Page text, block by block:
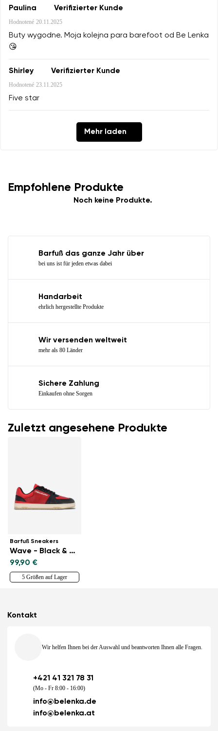
Paulina Verifizierter Kunde
Hodnotené 20.11.2025
Buty wygodne. Moja kolejna para barefoot od Be Lenka
😘
Shirley Verifizierter Kunde
Hodnotené 23.11.2025
Five star
Mehr laden
Empfohlene Produkte
Noch keine Produkte.
Barfuß das ganze Jahr über
bei uns ist für jeden etwas dabei
Handarbeit
ehrlich hergestellte Produkte
Wir versenden weltweit
mehr als 80 Länder
Sichere Zahlung
Einkaufen ohne Sorgen
Zuletzt angesehene Produkte
Barfuß Sneakers
Wave - Black & Red
99,90 €
5 Größen auf Lager
Kontakt
Wir helfen Ihnen bei der Auswahl und beantworten Ihnen alle Fragen.
+421 41 321 78 31
(Mo - Fr 8:00 - 16:00)
info@belenka.de
info@belenka.at